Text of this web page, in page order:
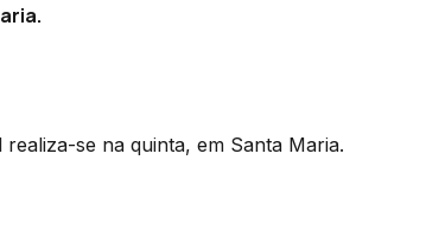
se na quinta, em Santa Maria.